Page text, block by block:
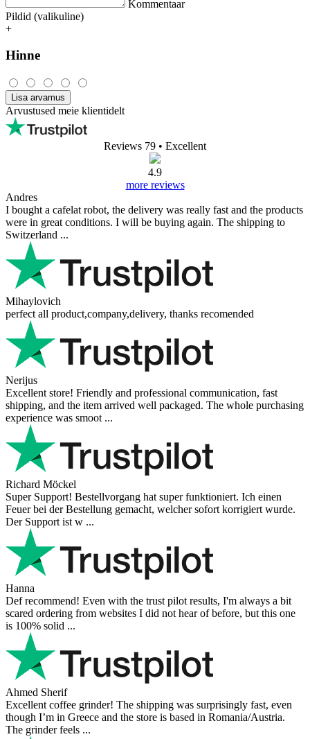
Kommentaar
Pildid (valikuline)
+
Hinne
Lisa arvamus
Arvustused meie klientidelt
Reviews 79 • Excellent
4.9
more reviews
Andres
I bought a cafelat robot, the delivery was really fast and the products
were in great conditions. I will be buying again. The shipping to
Switzerland ...
Mihaylovich
perfect all product,company,delivery, thanks recomended
Nerijus
Excellent store! Friendly and professional communication, fast
shipping, and the item arrived well packaged. The whole purchasing
experience was smoot ...
Richard Möckel
Super Support! Bestellvorgang hat super funktioniert. Ich einen
Feuer bei der Bestellung gemacht, welcher sofort korrigiert wurde.
Der Support ist w ...
Hanna
Def recommend! Even with the trust pilot results, I'm always a bit
scared ordering from websites I did not hear of before, but this one
is 100% solid ...
Ahmed Sherif
Excellent coffee grinder! The shipping was surprisingly fast, even
though I’m in Greece and the store is based in Romania/Austria.
The grinder feels ...